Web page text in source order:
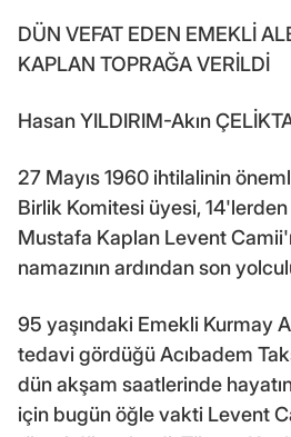
DÜN VEFAT EDEN EMEKLİ
KAPLAN TOPRAĞA VERİLDİ
Hasan YILDIRIM-Akın
27 Mayıs 1960 ihtilalinin
Birlik Komitesi üyesi,
Mustafa Kaplan Levent
namazının ardından son
95 yaşındaki Emekli Kurmay
tedavi gördüğü Acıbadem
dün akşam saatlerinde
için bugün öğle vakti Levent